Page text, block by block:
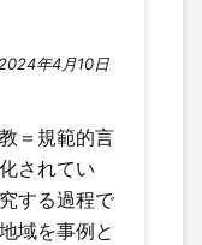
年4月10日
＝規範的言
されてい
する過程で
域を事例と